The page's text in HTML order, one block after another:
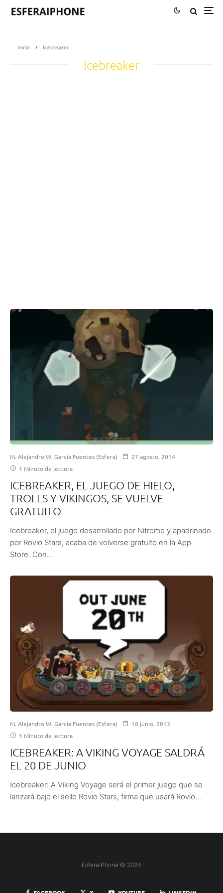
Inicio Icebreaker
Icebreaker
M. Alejandro W. García Fuentes (Esfera)
27 agosto, 2014
1 Minuto de lectura
ICEBREAKER, EL JUEGO DE HIELO,
TROLLS Y VIKINGOS, SE VUELVE
GRATUITO
Icebreaker, el juego desarrollado por Nitrome y apadrinado
por Rovio Stars, acaba de volverse gratuito en la App
Store. Con...
M. Alejandro W. García Fuentes (Esfera)
18 junio, 2013
1 Minuto de lectura
ICEBREAKER: A VIKING VOYAGE SALDRÁ
EL 20 DE JUNIO
Icebreaker: A Viking Voyage será el primer juego que se
lanzará bajo el sello Rovio Stars, firma que usará Rovio...
EsferaiPhone © 2024